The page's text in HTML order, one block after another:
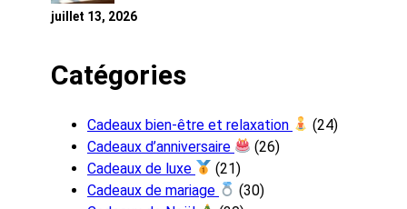
juillet 13, 2026
Catégories
Cadeaux bien-être et relaxation
(24)
Cadeaux d’anniversaire
(26)
Cadeaux de luxe
(21)
Cadeaux de mariage
(30)